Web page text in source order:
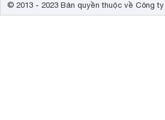
© 2013 - 2023 Bản quyền thuộc về Công